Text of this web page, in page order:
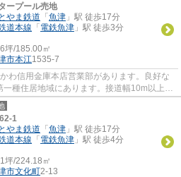
ープール売地
やま鉄道 「 魚津 」駅 徒歩17分
道本線 「 電鉄魚津 」駅 徒歩3分
坪/185.00㎡
市本江1535-7
わ信用金庫本店営業部があります。良好な
種住居地域にあります。接道幅10m以上あ
す。広さの心配...
1
やま鉄道 「 魚津 」駅 徒歩17分
道本線 「 電鉄魚津 」駅 徒歩4分
坪/224.18㎡
市文化町2-13